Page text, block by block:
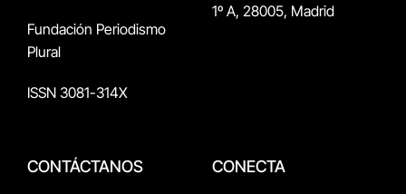
Fundación Periodismo
Plural
ISSN 3081-314X
1º A, 28005, Madrid
CONTÁCTANOS CONECTA